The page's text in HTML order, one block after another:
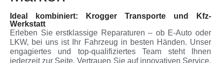
Ideal kombiniert: Krogger Transporte und Kfz-
Werkstatt
Erleben Sie erstklassige Reparaturen – ob E-Auto oder
LKW, bei uns ist Ihr Fahrzeug in besten Händen. Unser
engagiertes und top-qualifiziertes Team steht Ihnen
jederzeit zur Seite. Vertrauen Sie auf innovativen Service,